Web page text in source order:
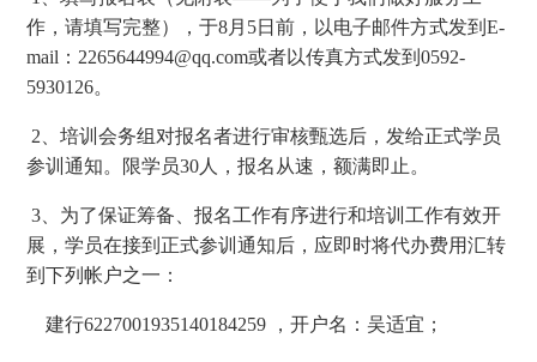
作，请填写完整），于8月5日前，以电子邮件方式发到E-
mail：2265644994@qq.com或者以传真方式发到0592-
5930126。
2、培训会务组对报名者进行审核甄选后，发给正式学员
参训通知。限学员30人，报名从速，额满即止。
3、为了保证筹备、报名工作有序进行和培训工作有效开
展，学员在接到正式参训通知后，应即时将代办费用汇转
到下列帐户之一：
建行6227001935140184259 ，开户名：吴适宜；